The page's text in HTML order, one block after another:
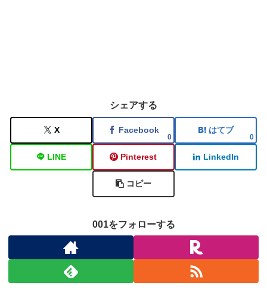
シェアする
X Facebook
0
はてブ
0
LINE Pinterest LinkedIn
コピー
001をフォローする